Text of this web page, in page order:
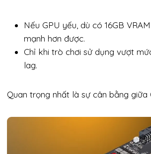
Nếu GPU yếu, dù có 16GB
mạnh hơn được.
Chỉ khi trò chơi sử dụng vượt
lag.
Quan trọng nhất là sự cân bằng giữa